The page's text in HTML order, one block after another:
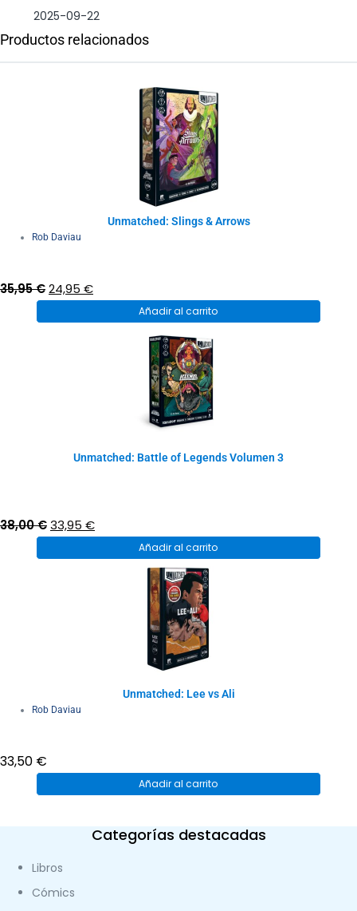
2025-09-22
Productos relacionados
Unmatched: Slings & Arrows
Rob Daviau
35,95€El
24,95 €El
Añadir al carrito
Unmatched: Battle of Legends Volumen 3
38,00€El
33,95 €El
Añadir al carrito
Unmatched: Lee vs Ali
Rob Daviau
33,50 €
Añadir al carrito
Categorías destacadas
Libros
Cómics